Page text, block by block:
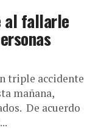
al fallarle
triple accidente
mañana,
De acuerdo